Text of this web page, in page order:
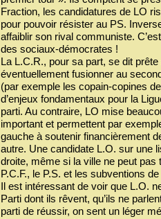
Fraction, les candidatures de LO
pour pouvoir résister au PS.
affaiblir son rival communiste.
des sociaux-démocrates !
La L.C.R., pour sa part, se dit
éventuellement fusionner au
(par exemple les copain-copines
d’enjeux fondamentaux pour la
parti. Au contraire, LO mise
important et permettent par
gauche à soutenir financièrement
autre. Une candidate L.O. sur une
droite, même si la ville ne peut
P.C.F., le P.S. et les subventions de
Il est intéressant de voir que L.O.
Parti dont ils rêvent, qu’ils ne
parti de réussir, on sent un léger